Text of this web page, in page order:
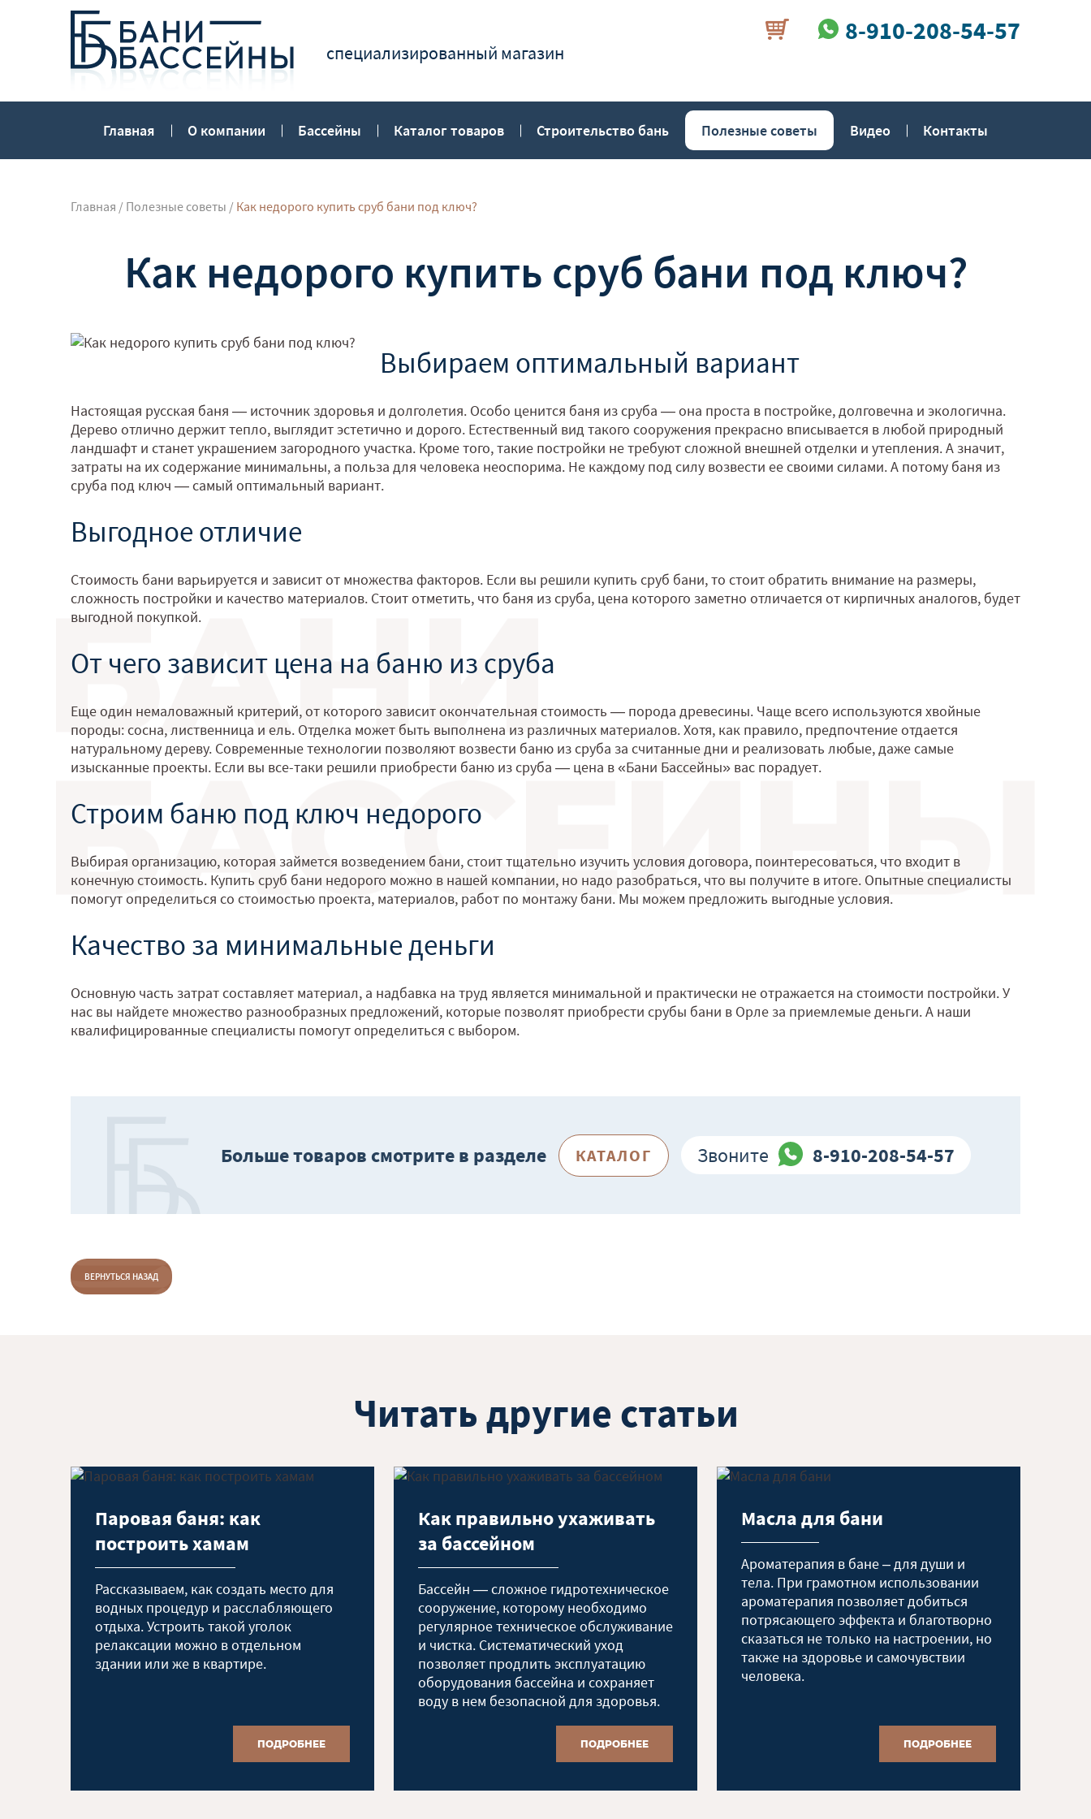
специализированный магазин
8-910-208-54-57
Главная О компании Бассейны Каталог товаров Строительство бань Полезные советы Видео Контакты
Главная / Полезные советы / Как недорого купить сруб бани под ключ?
Как недорого купить сруб бани под ключ?
Выбираем оптимальный вариант
Настоящая русская баня — источник здоровья и долголетия. Особо ценится баня из сруба — она проста в постройке, долговечна и экологична.
Дерево отлично держит тепло, выглядит эстетично и дорого. Естественный вид такого сооружения прекрасно вписывается в любой природный
ландшафт и станет украшением загородного участка. Кроме того, такие постройки не требуют сложной внешней отделки и утепления. А значит,
затраты на их содержание минимальны, а польза для человека неоспорима. Не каждому под силу возвести ее своими силами. А потому баня из
сруба под ключ — самый оптимальный вариант.
Выгодное отличие
Стоимость бани варьируется и зависит от множества факторов. Если вы решили купить сруб бани, то стоит обратить внимание на размеры,
сложность постройки и качество материалов. Стоит отметить, что баня из сруба, цена которого заметно отличается от кирпичных аналогов, будет
выгодной покупкой.
От чего зависит цена на баню из сруба
Еще один немаловажный критерий, от которого зависит окончательная стоимость — порода древесины. Чаще всего используются хвойные
породы: сосна, лиственница и ель. Отделка может быть выполнена из различных материалов. Хотя, как правило, предпочтение отдается
натуральному дереву. Современные технологии позволяют возвести баню из сруба за считанные дни и реализовать любые, даже самые
изысканные проекты. Если вы все-таки решили приобрести баню из сруба — цена в «Бани Бассейны» вас порадует.
Строим баню под ключ недорого
Выбирая организацию, которая займется возведением бани, стоит тщательно изучить условия договора, поинтересоваться, что входит в
конечную стоимость. Купить сруб бани недорого можно в нашей компании, но надо разобраться, что вы получите в итоге. Опытные специалисты
помогут определиться со стоимостью проекта, материалов, работ по монтажу бани. Мы можем предложить выгодные условия.
Качество за минимальные деньги
Основную часть затрат составляет материал, а надбавка на труд является минимальной и практически не отражается на стоимости постройки. У
нас вы найдете множество разнообразных предложений, которые позволят приобрести срубы бани в Орле за приемлемые деньги. А наши
квалифицированные специалисты помогут определиться с выбором.
Больше товаров смотрите в разделе КАТАЛОГ Звоните 8-910-208-54-57
ВЕРНУТЬСЯ НАЗАД
Читать другие статьи
Паровая баня: как
построить хамам
Рассказываем, как создать место для
водных процедур и расслабляющего
отдыха. Устроить такой уголок
релаксации можно в отдельном
здании или же в квартире.
ПОДРОБНЕЕ
Как правильно ухаживать
за бассейном
Бассейн — сложное гидротехническое
сооружение, которому необходимо
регулярное техническое обслуживание
и чистка. Систематический уход
позволяет продлить эксплуатацию
оборудования бассейна и сохраняет
воду в нем безопасной для здоровья.
ПОДРОБНЕЕ
Масла для бани
Ароматерапия в бане – для души и
тела. При грамотном использовании
ароматерапия позволяет добиться
потрясающего эффекта и благотворно
сказаться не только на настроении, но
также на здоровье и самочувствии
человека.
ПОДРОБНЕЕ